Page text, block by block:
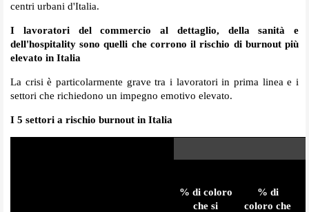
centri urbani d'Italia.
I lavoratori del commercio al dettaglio, della sanità e
dell'hospitality sono quelli che corrono il rischio di burnout più
elevato in Italia
La crisi è particolarmente grave tra i lavoratori in prima linea e i
settori che richiedono un impegno emotivo elevato.
I 5 settori a rischio burnout in Italia
% di coloro
che si
% di
coloro che